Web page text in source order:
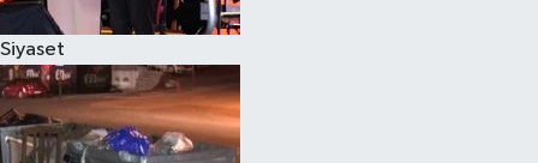
Siyaset